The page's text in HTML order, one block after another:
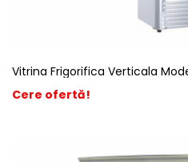
Vitrina Frigorifica Verticala
Cere ofertă!